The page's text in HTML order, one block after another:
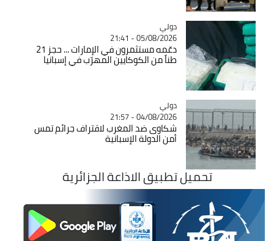
Catégorie
دولي
05/08/2026 - 21:41
دعّمه مستثمرون في الإمارات ... حجز 21
طناً من الكوكايين المهرّب في إسبانيا
Catégorie
دولي
04/08/2026 - 21:57
شكاوى ضد المغرب لاقتراف جرائم تمس
أمن الدولة الإسبانية
تحميل تطبيق الاذاعة الجزائرية